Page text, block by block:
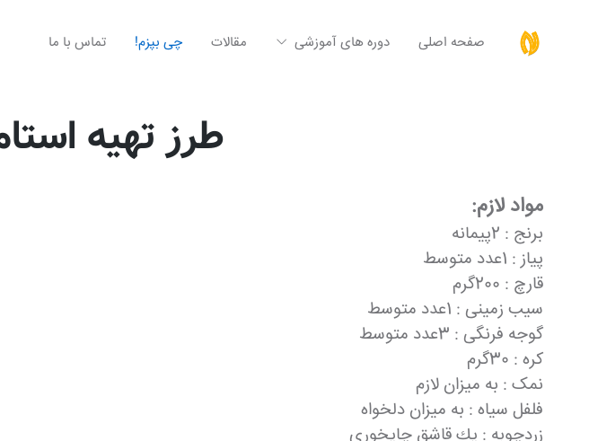
صفحه اصلی دوره های آموزشی مقالات چی بپزم! تماس با ما
طرز تهیه
مواد لازم:
برنج : 2پيمانه
پیاز : 1عدد متوسط
قارچ : 200گرم
سیب زمینی : 1عدد متوسط
گوجه فرنگی : 3عدد متوسط
کره : 30گرم
نمک : به ميزان لازم
فلفل سیاه : به ميزان دلخواه
زردچوبه : يك قاشق چايخوري